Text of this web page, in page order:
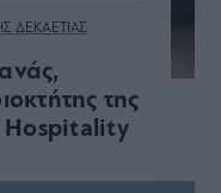
ΔΕΚΑΕΤΙΑΣ
της
Hospitality